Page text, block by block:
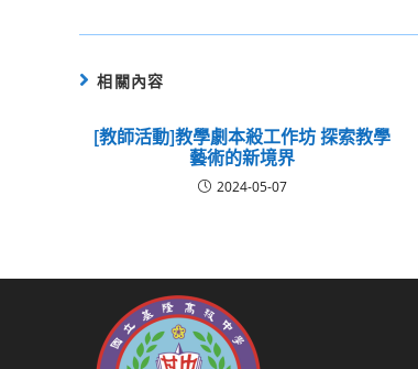
相關內容
[教師活動]教學劇本殺工作坊 探索教學
藝術的新境界
2024-05-07